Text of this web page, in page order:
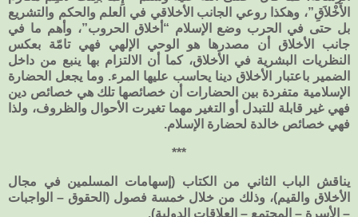
الأَخْلاَقِ”، وهكذا روعي الجانب الأخلاقي في العلم والحكم والتشريع
بل حتى في الحرب وضع الإسلام “أخلاق الحروب”، وأهم ما في
جانب الأخلاق أن مصدرها هو الوحي الإلهي فهي تامّة بعكس
النظريات البشرية في الأخلاق، كما أن الالتزام بها ينبع من داخل
الضمير باعتبار الأخلاق دينا يحاسب عليها المرء. وما يجعل الحضارة
الإسلامية متفردة بين الحضارات أن خصائصها تلك هي خصائص دين
فهي غير قابلة للتبدل أو التغير مهما تغيرت الأحوال والظروف، ولذا
فهي خصائص خالدة لحضارة الإسلام.
***
يناقش الباب الثاني من الكتاب (إسهامات المسلمين في مجال
الأخلاق والقيم)، وذلك من خلال خمسة فصول (الحقوق – الواجبات
– الأسرة – المجتمع – العلاقات الدولية).